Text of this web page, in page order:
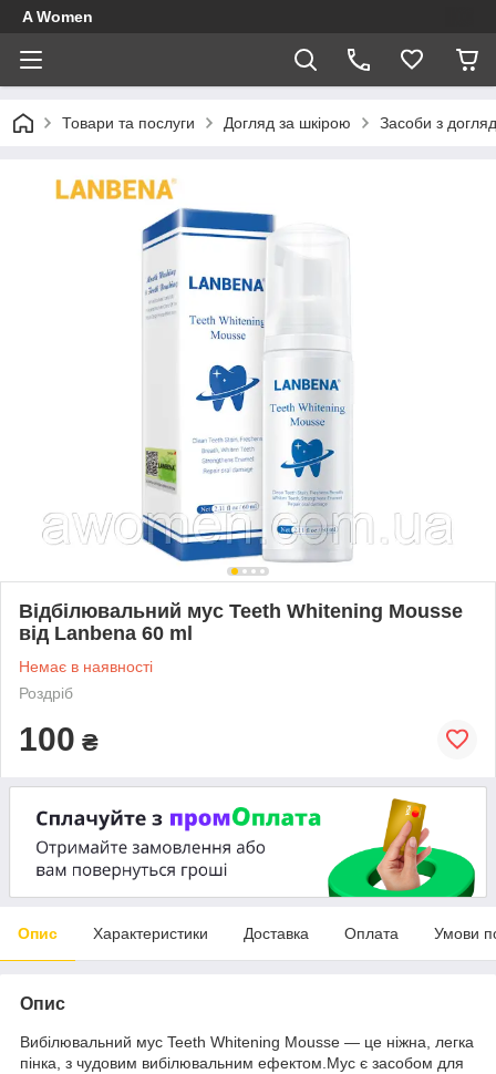
A Women
Товари та послуги Догляд за шкірою Засоби з
Відбілювальний мус Teeth Whitening Mousse
від Lanbena 60 ml
Немає в наявності
Роздріб
100 ₴
Опис Характеристики Доставка Оплата Умови
Опис
Вибілювальний мус Teeth Whitening Mousse — це ніжна, легка
пінка, з чудовим вибілювальним ефектом.Мус є засобом для